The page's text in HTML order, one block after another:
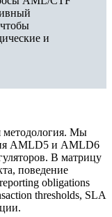
и
методология. Мы
AMLD5 и AMLD6
В матрицу
поведение
obligations
thresholds, SLA